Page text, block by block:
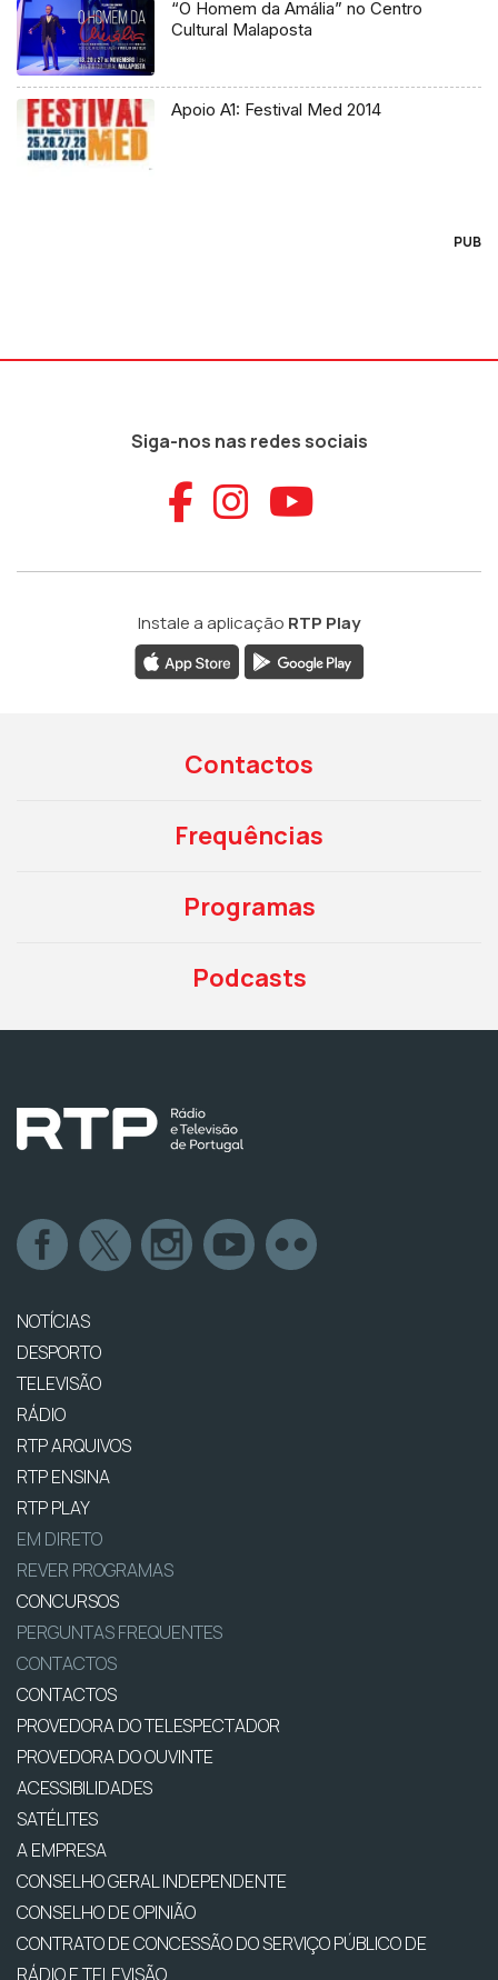
“O Homem da Amália” no Centro
Cultural Malaposta
Apoio A1: Festival Med 2014
PUB
Siga-nos nas redes sociais
Aceder ao
Aceder ao
Aceder
Instale a aplicação RTP Play
Contactos
Frequências
Programas
Podcasts
NOTÍCIAS
DESPORTO
TELEVISÃO
RÁDIO
RTP ARQUIVOS
RTP ENSINA
RTP PLAY
EM DIRETO
REVER PROGRAMAS
CONCURSOS
PERGUNTAS FREQUENTES
CONTACTOS
CONTACTOS
PROVEDORA DO TELESPECTADOR
PROVEDORA DO OUVINTE
ACESSIBILIDADES
SATÉLITES
A EMPRESA
CONSELHO GERAL INDEPENDENTE
CONSELHO DE OPINIÃO
CONTRATO DE CONCESSÃO DO SERVIÇO PÚBLICO DE
RÁDIO E TELEVISÃO